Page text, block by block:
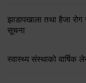
झाडापखाला तथा हैजा रोग
सूचना
स्वास्थ्य संस्थाको वार्षिक